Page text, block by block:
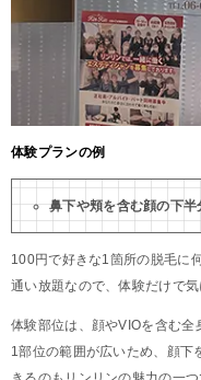
体験プランの例
鼻下や頬を含む顔の下
100円で好きな1箇所の脱毛に
通い放題なので、体験だけで
体験部位は、顔やVIOを含む全
1部位の範囲が広いため、顔下